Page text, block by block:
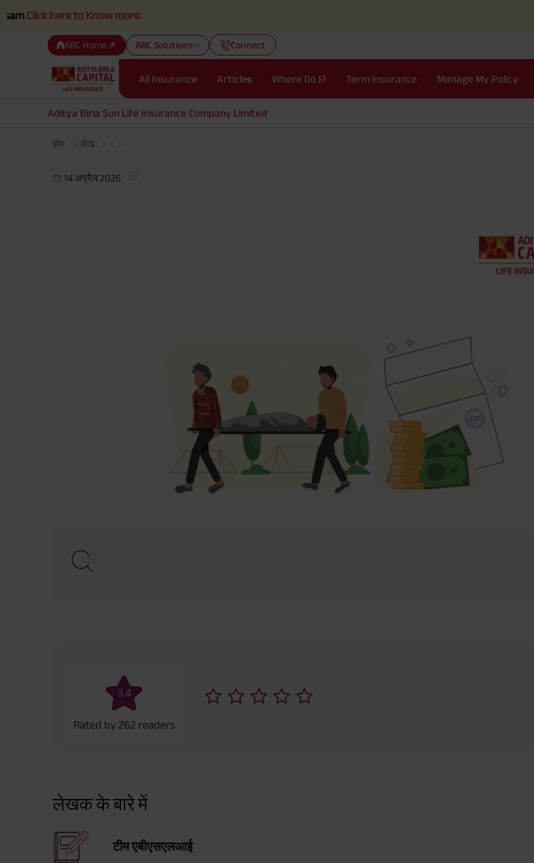
here to Know more.
ABC Home ABC Solutions Connect
All Insurance Articles Where Do I? Term Insurance Manage My Policy
Aditya Birla Sun Life Insurance Company Limited
होम लेख
14 अप्रैल 2026
3.4
Rated by 262 readers
लेखक के बारे में
टीम एबीएसएलआई